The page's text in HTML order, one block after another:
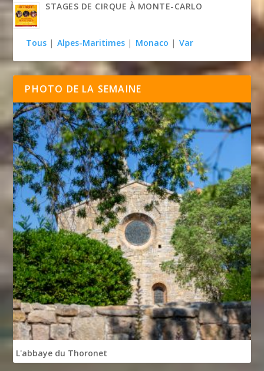
STAGES DE CIRQUE À MONTE-CARLO
Tous | Alpes-Maritimes | Monaco | Var
PHOTO DE LA SEMAINE
L'abbaye du Thoronet